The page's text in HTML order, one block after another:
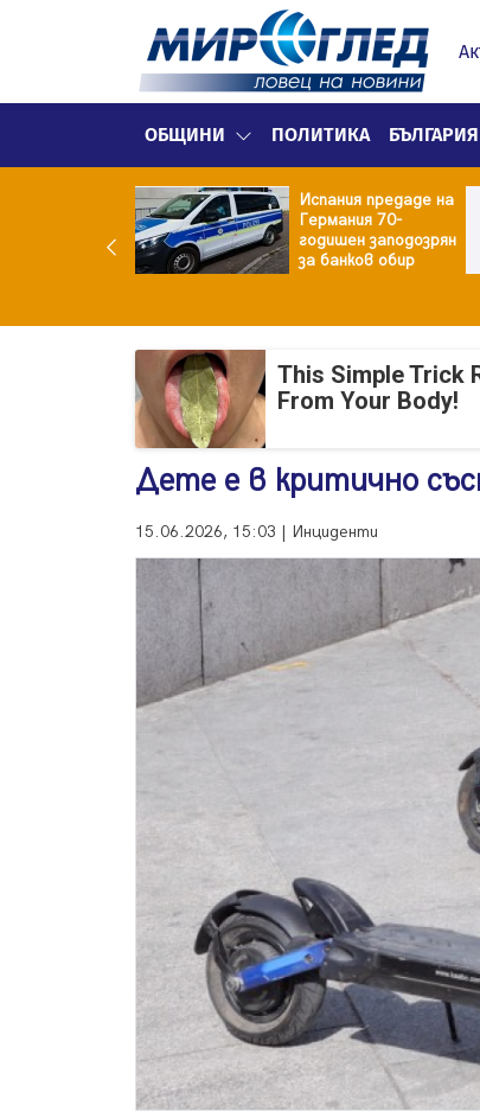
ОБЩИНИ ПОЛИТИКА БЪЛГАРИЯ
камионите
Испания предаде на
Германия 70-
годишен заподозрян
за банков обир
This Simple Trick
From Your Body!
Дете е в критично
15.06.2026, 15:03 | Инциденти